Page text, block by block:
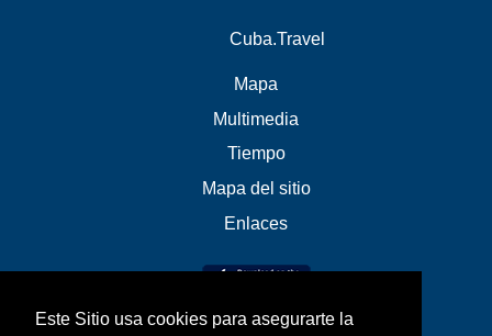
Este Sitio usa cookies para asegurarte la
Cuba.Travel
Mapa
Multimedia
Tiempo
Mapa del sitio
Enlaces